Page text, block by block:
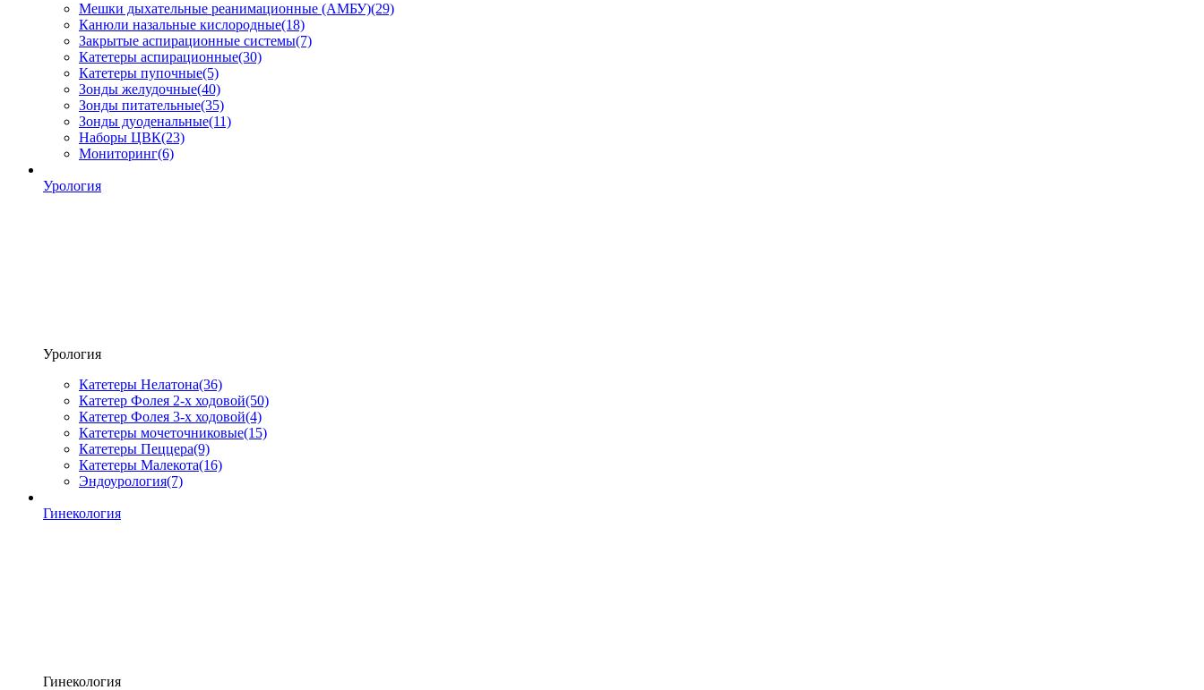
Мешки дыхательные реанимационные (АМБУ)(29)
Канюли назальные кислородные(18)
Закрытые аспирационные системы(7)
Катетеры аспирационные(30)
Катетеры пупочные(5)
Зонды желудочные(40)
Зонды питательные(35)
Зонды дуоденальные(11)
Наборы ЦВК(23)
Мониторинг(6)
Урология
Урология
Катетеры Нелатона(36)
Катетер Фолея 2-х ходовой(50)
Катетер Фолея 3-х ходовой(4)
Катетеры мочеточниковые(15)
Катетеры Пеццера(9)
Катетеры Малекота(16)
Эндоурология(7)
Гинекология
Гинекология